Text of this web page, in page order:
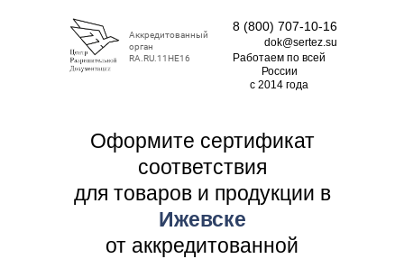
Аккредитованный
орган
RA.RU.11НЕ16
8 (800) 707-10-16
dok@sertez.su
Работаем по всей
Роcсии
с 2014 года
Оформите сертификат
соответствия
для товаров и продукции в
Ижевске
от аккредитованной